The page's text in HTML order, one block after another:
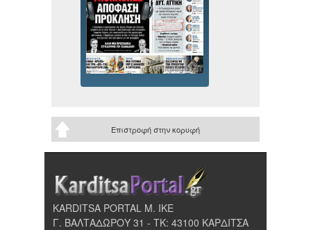
Επιστροφή στην κορυφή
KARDITSA PORTAL Μ. ΙΚΕ
Γ. ΒΑΛΤΑΔΩΡΟΥ 31 - ΤΚ: 43100 ΚΑΡΔΙΤΣΑ